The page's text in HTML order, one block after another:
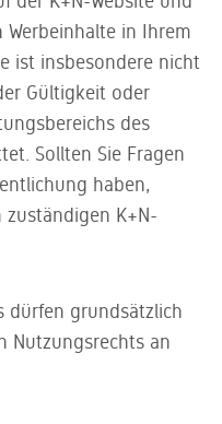
in Ihrem
ist insbesondere nicht
Gültigkeit oder
des
Sollten Sie Fragen
haben,
K+N-
dürfen grundsätzlich
Nutzungsrechts an